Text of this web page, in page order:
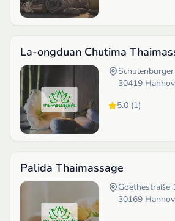
La-ongduan Chutima
30419
5.0 (1)
Palida Thaimassage
Goethestraße
30169